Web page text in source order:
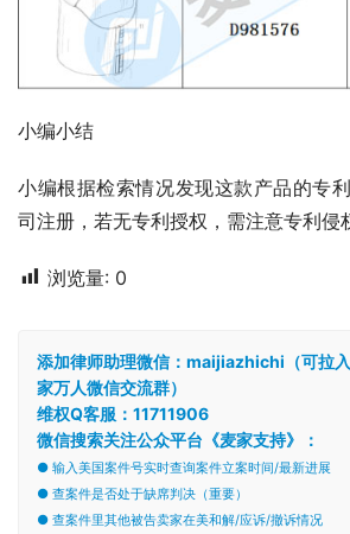
小编小结
小编根据检索情况发现这款产品的专
司注册，若无专利授权，需注意专利侵
浏览量: 0
添加律师助理微信：maijiazhichi（可拉
家万人微信交流群）
维权Q客服：11711906
微信搜索关注公众平台《麦家支持》：
● 输入美国案件号实时查询案件立案时间/最新进展
● 查案件是否处于缺席判决（重要）
● 查案件里其他被告卖家在美和解/应诉/撤诉情况